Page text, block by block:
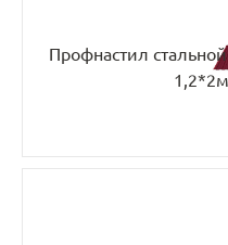
Профнастил